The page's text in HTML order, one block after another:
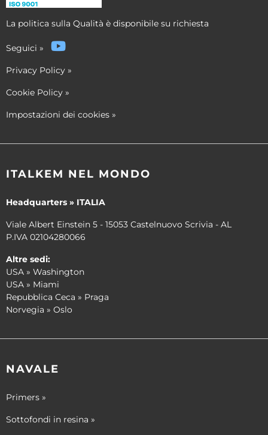
La politica sulla Qualità è disponibile su richiesta
Seguici »
Privacy Policy »
Cookie Policy »
Impostazioni dei cookies »
ITALKEM NEL MONDO
Headquarters » ITALIA
Viale Albert Einstein 5 - 15053 Castelnuovo Scrivia - AL
P.IVA 02104280066
Altre sedi:
USA » Washington
USA » Miami
Repubblica Ceca » Praga
Norvegia » Oslo
NAVALE
Primers »
Sottofondi in resina »